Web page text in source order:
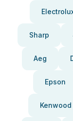
Sharp
Aeg
Epson
Kenwood